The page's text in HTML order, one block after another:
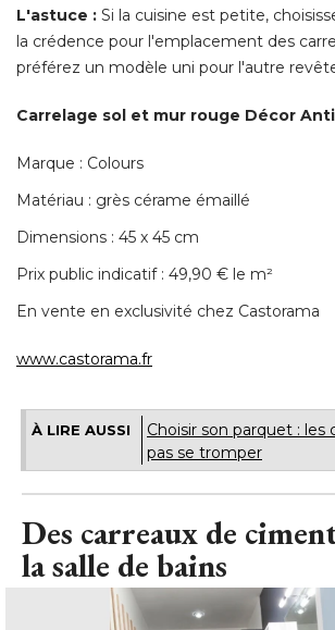
L'astuce : Si la cuisine est petite,
la crédence pour l'emplacement des
préférez un modèle uni pour l'autre
Carrelage sol et mur rouge Décor
Marque : Colours
Matériau : grès cérame émaillé
Dimensions : 45 x 45 cm
Prix public indicatif : 49,90 € le m²
En vente en exclusivité chez Castorama
www.castorama.fr
À LIRE AUSSI
Choisir son parquet : les
pas se tromper
Des carreaux de
la salle de bains